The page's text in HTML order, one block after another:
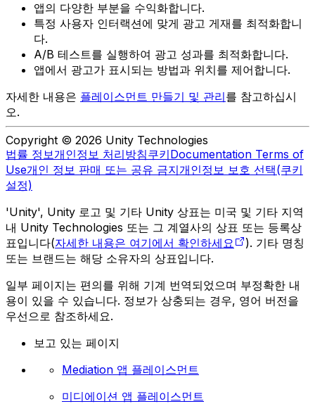
앱의 다양한 부분을 수익화합니다.
특정 사용자 인터랙션에 맞게 광고 게재를 최적화합니
다.
A/B 테스트를 실행하여 광고 성과를 최적화합니다.
앱에서 광고가 표시되는 방법과 위치를 제어합니다.
자세한 내용은 플레이스먼트 만들기 및 관리를 참고하십시
오.
Copyright © 2026 Unity Technologies
법률 정보개인정보 처리방침쿠키Documentation Terms of
Use개인 정보 판매 또는 공유 금지개인정보 보호 선택(쿠키
설정)
'Unity', Unity 로고 및 기타 Unity 상표는 미국 및 기타 지역
내 Unity Technologies 또는 그 계열사의 상표 또는 등록상
표입니다(자세한 내용은 여기에서 확인하세요
). 기타 명칭
또는 브랜드는 해당 소유자의 상표입니다.
일부 페이지는 편의를 위해 기계 번역되었으며 부정확한 내
용이 있을 수 있습니다. 정보가 상충되는 경우, 영어 버전을
우선으로 참조하세요.
보고 있는 페이지
Mediation 앱 플레이스먼트
미디에이션 앱 플레이스먼트